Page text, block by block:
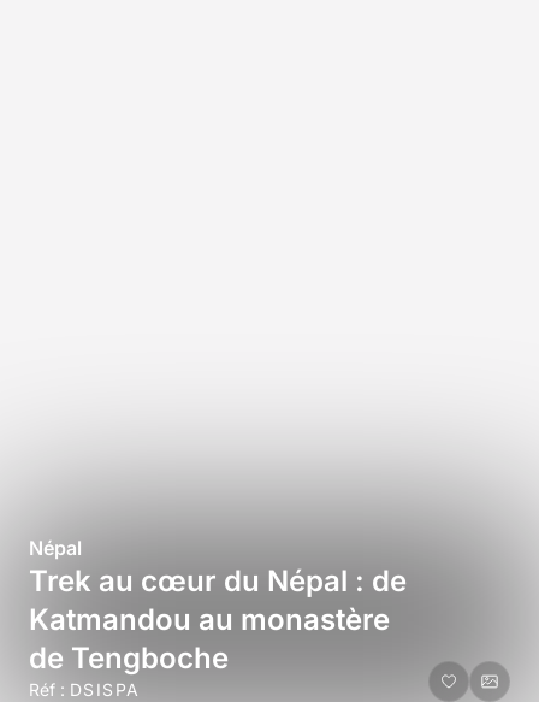
Népal
Trek au cœur du Népal : de
Katmandou au monastère
de Tengboche
Réf : DSISPA